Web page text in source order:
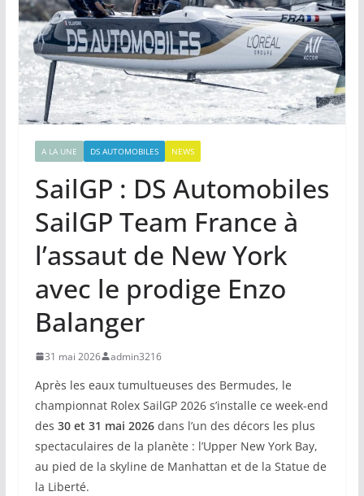
A LA UNE DS AUTOMOBILES NEWS
SailGP : DS Automobiles
SailGP Team France à
l’assaut de New York
avec le prodige Enzo
Balanger
31 mai 2026 admin3216
Après les eaux tumultueuses des Bermudes, le
championnat Rolex SailGP 2026 s’installe ce week-end
des 30 et 31 mai 2026dans l’un des décors les plus
spectaculaires de la planète : l’Upper New York Bay,
au pied de la skyline de Manhattan et de la Statue de
la Liberté.